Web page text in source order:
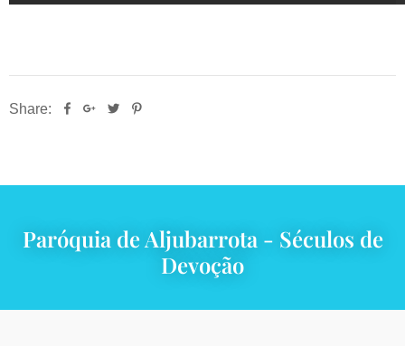
Share:
Paróquia de Aljubarrota - Séculos de
Devoção